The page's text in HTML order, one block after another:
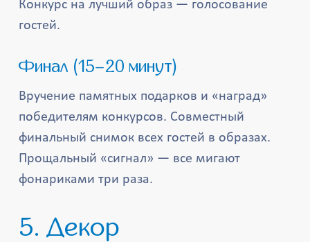
Конкурс на лучший образ — голосование
гостей.
Финал (15–20 минут)
Вручение памятных подарков и «наград»
победителям конкурсов. Совместный
финальный снимок всех гостей в образах.
Прощальный «сигнал» — все мигают
фонариками три раза.
5. Декор